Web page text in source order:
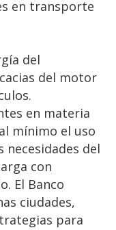
en transporte
del
del motor
en materia
mínimo el uso
necesidades del
con
El Banco
ciudades,
para